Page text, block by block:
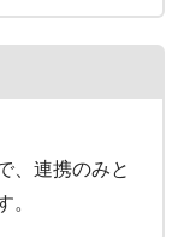
、連携のみと
。